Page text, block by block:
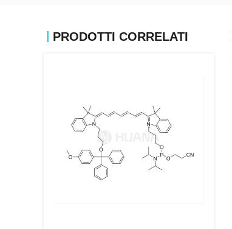
PRODOTTI CORRELATI